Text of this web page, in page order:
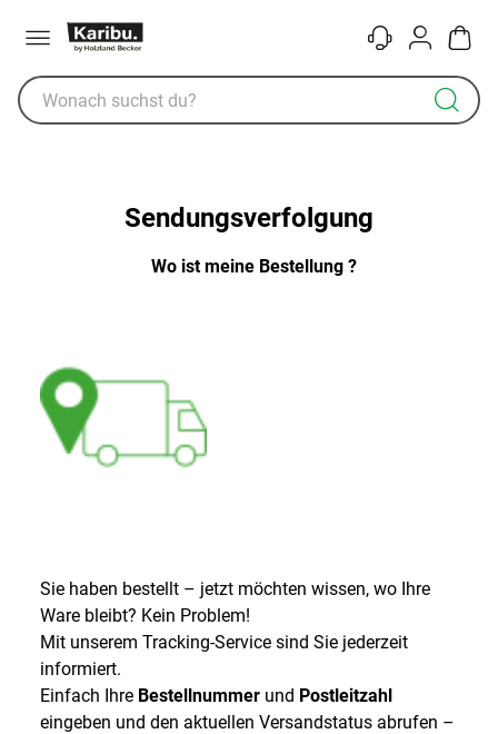
KontaktKonto
Sendungsverfolgung
Wo ist meine Bestellung ?
Sie haben bestellt – jetzt möchten wissen, wo Ihre
Ware bleibt? Kein Problem!
Mit unserem Tracking-Service sind Sie jederzeit
informiert.
Einfach Ihre Bestellnummer und Postleitzahl
eingeben und den aktuellen Versandstatus abrufen –